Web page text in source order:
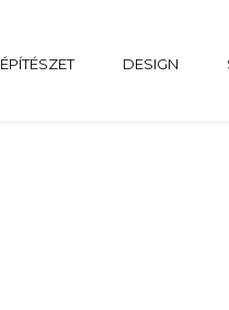
ÉPÍTÉSZET DESIGN